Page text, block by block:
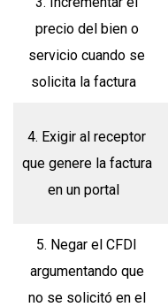
precio del bien o
servicio cuando se
solicita la factura
4. Exigir al receptor
que genere la factura
en un portal
5. Negar el CFDI
argumentando que
no se solicitó en el